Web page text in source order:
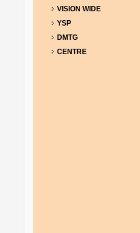
VISION WIDE
YSP
DMTG
CENTRE